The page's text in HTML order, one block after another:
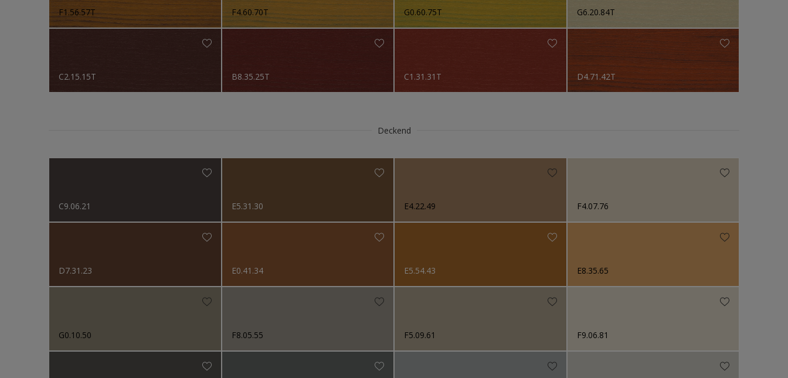
F1.56.57T F4.60.70T G0.60.75T G6.20.84T
C2.15.15T B8.35.25T C1.31.31T D4.71.42T
Deckend
C9.06.21 E5.31.30 E4.22.49 F4.07.76
D7.31.23 E0.41.34 E5.54.43 E8.35.65
G0.10.50 F8.05.55 F5.09.61 F9.06.81